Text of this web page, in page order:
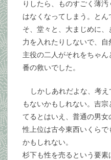
りしたら、ものすごく薄
はなくなってしまう。とん
そ、堂々と、大まじめに
力を入れたりしないで、自
主役の二人がそれをちゃ
番の救いでした。
しかしあれだよな、考
もないかもしれない。吉
てるとはいえ、普通の男
性上位は古今東西いくら
かもしれない。
杉下も性を売るという要